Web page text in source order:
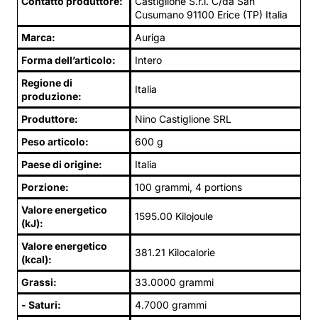
Cusumano 91100 Erice (TP) Italia
Marca:
Auriga
Forma dell’articolo:
Intero
Regione di
produzione:
Italia
Produttore:
Nino Castiglione SRL
Peso articolo:
600 g
Paese di origine:
Italia
Porzione:
100 grammi, 4 portions
Valore energetico
(kJ):
1595.00 Kilojoule
Valore energetico
(kcal):
381.21 Kilocalorie
Grassi:
33.0000 grammi
- Saturi:
4.7000 grammi